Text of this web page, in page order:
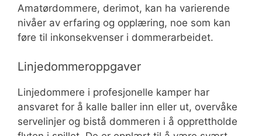
Amatørdommere, derimot, kan ha varierende
nivåer av erfaring og opplæring, noe som kan
føre til inkonsekvenser i dommerarbeidet.
Linjedommeroppgaver
Linjedommere i profesjonelle kamper har
ansvaret for å kalle baller inn eller ut, overvåke
servelinjer og bistå dommeren i å opprettholde